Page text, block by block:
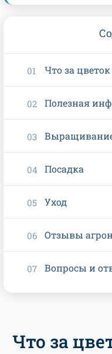
Что за
Что за
Полезная
Посадка
Уход
Отзывы
Вопросы и